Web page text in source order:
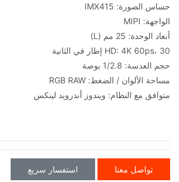
حساس الصورة: IMX415
الواجهة: MIPI
أبعاد الوحدة: 25 مم (L)
HD: 4K 60ps، 30 إطار في الثانية
حجم العدسة: 1/2.8 بوصة
مساحة الألوان / الضغط: RGB RAW
متوافق مع النظام: ويندوز أندرويد لينكس
تواصل معنا استفسار سريع